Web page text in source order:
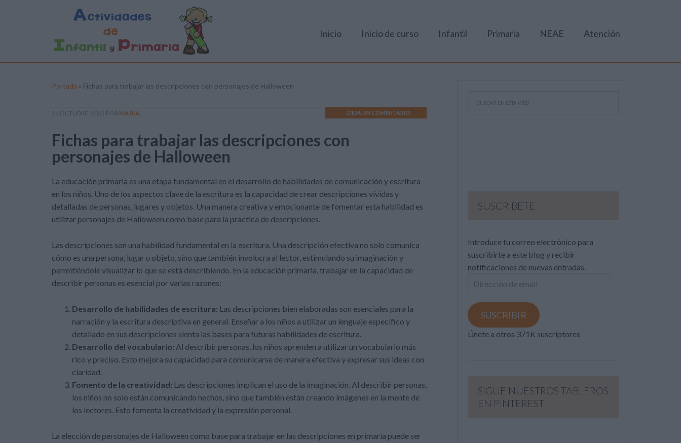
Inicio Inicio de curso Infantil Primaria NEAE Atención
Portada » Fichas para trabajar las descripciones con personajes de Halloween
24 OCTUBRE, 2023 POR MARÍA DEJA UN COMENTARIO
Fichas para trabajar las descripciones con
personajes de Halloween
La educación primaria es una etapa fundamental en el desarrollo de habilidades de comunicación y escritura
en los niños. Uno de los aspectos clave de la escritura es la capacidad de crear descripciones vívidas y
detalladas de personas, lugares y objetos. Una manera creativa y emocionante de fomentar esta habilidad es
utilizar personajes de Halloween como base para la práctica de descripciones.
Las descripciones son una habilidad fundamental en la escritura. Una descripción efectiva no solo comunica
cómo es una persona, lugar u objeto, sino que también involucra al lector, estimulando su imaginación y
permitiéndole visualizar lo que se está describiendo. En la educación primaria, trabajar en la capacidad de
describir personas es esencial por varias razones:
Desarrollo de habilidades de escritura: Las descripciones bien elaboradas son esenciales para la
narración y la escritura descriptiva en general. Enseñar a los niños a utilizar un lenguaje específico y
detallado en sus descripciones sienta las bases para futuras habilidades de escritura.
Desarrollo del vocabulario: Al describir personas, los niños aprenden a utilizar un vocabulario más
rico y preciso. Esto mejora su capacidad para comunicarse de manera efectiva y expresar sus ideas con
claridad.
Fomento de la creatividad: Las descripciones implican el uso de la imaginación. Al describir personas,
los niños no solo están comunicando hechos, sino que también están creando imágenes en la mente de
los lectores. Esto fomenta la creatividad y la expresión personal.
La elección de personajes de Halloween como base para trabajar en las descripciones en primaria puede ser
SUSCRIBETE
Introduce tu correo electrónico para
suscribirte a este blog y recibir
notificaciones de nuevas entradas.
Dirección
email
SUSCRIBIR
Únete a otros 371K suscriptores
SIGUE NUESTROS TABLEROS
EN PINTEREST